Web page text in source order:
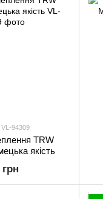
94309
TRW
якість